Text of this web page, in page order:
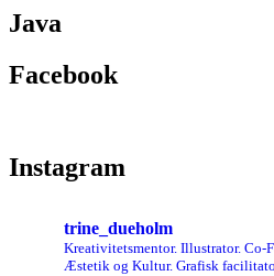
Java
Facebook
Instagram
trine_dueholm
Kreativitetsmentor. Illustrator. Co-
Æstetik og Kultur. Grafisk